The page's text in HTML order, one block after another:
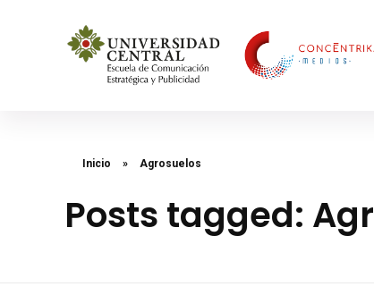
Inicio » Agrosuelos
Posts tagged: